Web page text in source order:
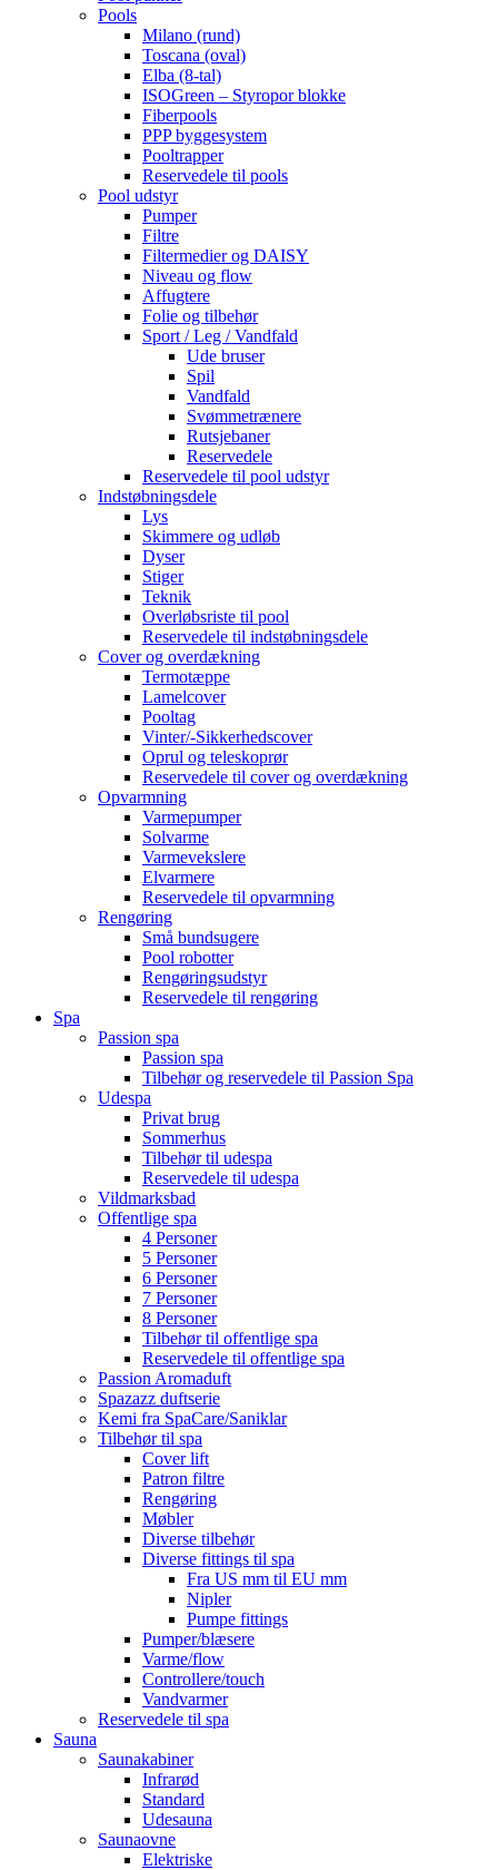
Pools
Milano (rund)
Toscana (oval)
Elba (8-tal)
ISOGreen – Styropor blokke
Fiberpools
PPP byggesystem
Pooltrapper
Reservedele til pools
Pool udstyr
Pumper
Filtre
Filtermedier og DAISY
Niveau og flow
Affugtere
Folie og tilbehør
Sport / Leg / Vandfald
Ude bruser
Spil
Vandfald
Svømmetrænere
Rutsjebaner
Reservedele
Reservedele til pool udstyr
Indstøbningsdele
Lys
Skimmere og udløb
Dyser
Stiger
Teknik
Overløbsriste til pool
Reservedele til indstøbningsdele
Cover og overdækning
Termotæppe
Lamelcover
Pooltag
Vinter/-Sikkerhedscover
Oprul og teleskoprør
Reservedele til cover og overdækning
Opvarmning
Varmepumper
Solvarme
Varmevekslere
Elvarmere
Reservedele til opvarmning
Rengøring
Små bundsugere
Pool robotter
Rengøringsudstyr
Reservedele til rengøring
Spa
Passion spa
Passion spa
Tilbehør og reservedele til Passion Spa
Udespa
Privat brug
Sommerhus
Tilbehør til udespa
Reservedele til udespa
Vildmarksbad
Offentlige spa
4 Personer
5 Personer
6 Personer
7 Personer
8 Personer
Tilbehør til offentlige spa
Reservedele til offentlige spa
Passion Aromaduft
Spazazz duftserie
Kemi fra SpaCare/Saniklar
Tilbehør til spa
Cover lift
Patron filtre
Rengøring
Møbler
Diverse tilbehør
Diverse fittings til spa
Fra US mm til EU mm
Nipler
Pumpe fittings
Pumper/blæsere
Varme/flow
Controllere/touch
Vandvarmer
Reservedele til spa
Sauna
Saunakabiner
Infrarød
Standard
Udesauna
Saunaovne
Elektriske